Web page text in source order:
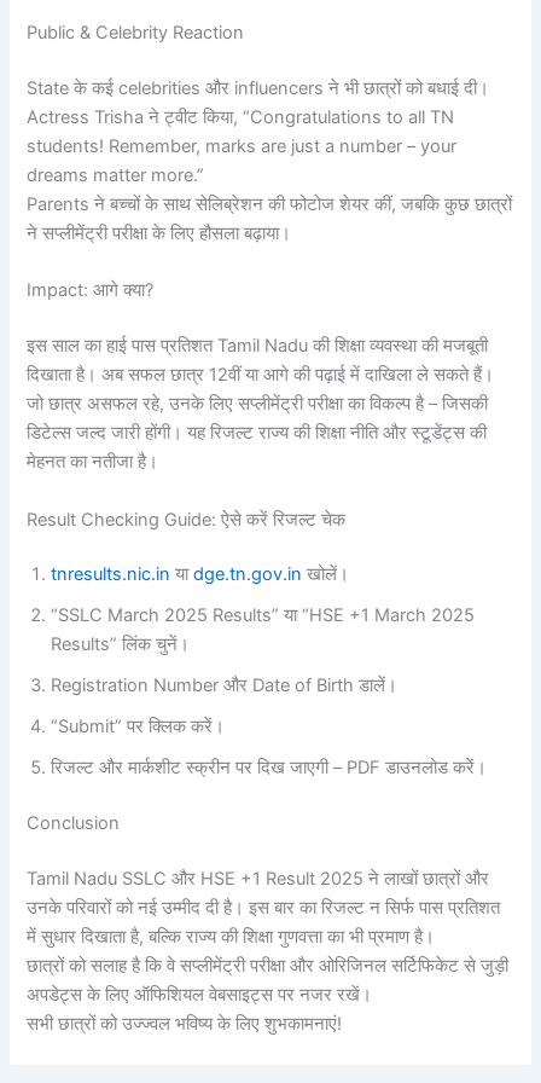
Public & Celebrity Reaction
State के कई celebrities और influencers ने भी छात्रों को बधाई दी।
Actress Trisha ने ट्वीट किया, “Congratulations to all TN
students! Remember, marks are just a number – your
dreams matter more.”
Parents ने बच्चों के साथ सेलिब्रेशन की फोटोज शेयर कीं, जबकि कुछ छात्रों
ने सप्लीमेंट्री परीक्षा के लिए हौसला बढ़ाया।
Impact: आगे क्या?
इस साल का हाई पास प्रतिशत Tamil Nadu की शिक्षा व्यवस्था की मजबूती
दिखाता है। अब सफल छात्र 12वीं या आगे की पढ़ाई में दाखिला ले सकते हैं।
जो छात्र असफल रहे, उनके लिए सप्लीमेंट्री परीक्षा का विकल्प है – जिसकी
डिटेल्स जल्द जारी होंगी। यह रिजल्ट राज्य की शिक्षा नीति और स्टूडेंट्स की
मेहनत का नतीजा है।
Result Checking Guide: ऐसे करें रिजल्ट चेक
tnresults.nic.in याdge.tn.gov.in खोलें।
“SSLC March 2025 Results” या “HSE +1 March 2025
Results” लिंक चुनें।
Registration Number और Date of Birth डालें।
“Submit” पर क्लिक करें।
रिजल्ट और मार्कशीट स्क्रीन पर दिख जाएगी – PDF डाउनलोड करें।
Conclusion
Tamil Nadu SSLC और HSE +1 Result 2025 ने लाखों छात्रों और
उनके परिवारों को नई उम्मीद दी है। इस बार का रिजल्ट न सिर्फ पास प्रतिशत
में सुधार दिखाता है, बल्कि राज्य की शिक्षा गुणवत्ता का भी प्रमाण है।
छात्रों को सलाह है कि वे सप्लीमेंट्री परीक्षा और ओरिजिनल सर्टिफिकेट से जुड़ी
अपडेट्स के लिए ऑफिशियल वेबसाइट्स पर नजर रखें।
सभी छात्रों को उज्ज्वल भविष्य के लिए शुभकामनाएं!